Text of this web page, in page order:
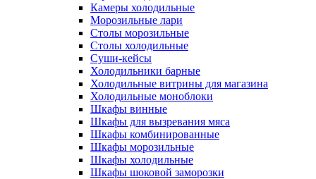
Камеры холодильные
Морозильные лари
Столы морозильные
Столы холодильные
Суши-кейсы
Холодильники барные
Холодильные витрины для магазина
Холодильные моноблоки
Шкафы винные
Шкафы для вызревания мяса
Шкафы комбинированные
Шкафы морозильные
Шкафы холодильные
Шкафы шоковой заморозки